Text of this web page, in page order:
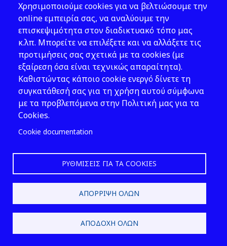
στην παράγραφο Γ του
παρόντος άρθρου.
Β) ΑΠΟΦΑΣΗ ΕΓΚΡΙΣΗΣ
ΠΕΡΙΒΑΛΛΟΝΤΙΚΩΝ ΟΡΩΝ
(ΕΠΟ):
1. Η απόφαση έγκρισης
περιβαλλοντικών όρων (ΕΠΟ),
εκδίδεται σύμφωνα με τη
διαδικασία που προβλέπεται
αντίστοιχα της υπ’αριθμ.
ειδικότερους όρους που
προβλέπονται στο παρόν άρθρο
και αποτελεί προϋπόθεση για
τη χορήγηση της άδειας
λειτουργίας της εγκατάστασης
1.1. Με την απόφαση έγκρισης
Χρησιμοποιούμε cookies για να βελτιώσουμε την
online εμπειρία σας, να αναλύουμε την
επισκεψιμότητα στον διαδικτυακό τόπο μας
κ.λπ. Μπορείτε να επιλέξετε και να αλλάξετε τις
προτιμήσεις σας σχετικά με τα cookies (με
εξαίρεση όσα είναι τεχνικώς απαραίτητα).
Καθιστώντας κάποιο cookie ενεργό δίνετε τη
συγκατάθεσή σας για τη χρήση αυτού σύμφωνα
με τα προβλεπόμενα στην Πολιτική μας για τα
Cookies.
Cookie documentation
ΡΥΘΜΊΣΕΙΣ ΓΙΑ ΤΑ COOKIES
ΑΠΌΡΡΙΨΗ ΌΛΩΝ
ΑΠΟΔΟΧΉ ΌΛΩΝ